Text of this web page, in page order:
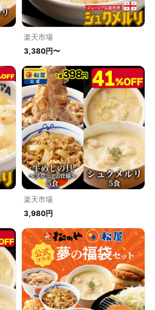
楽天市場
3,380円〜
楽天市場
3,980円